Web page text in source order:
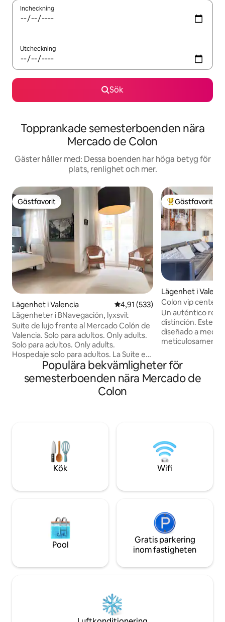
Incheckning
Utcheckning
Sök
Topprankade semesterboenden nära
Mercado de Colon
Gäster håller med: Dessa boenden har höga betyg för
plats, renlighet och mer.
Gästfavorit
Gästfavorit
Lägenhet i Valencia 4,91 av 5 i genomsnittligt
4,91 (533)
Lägenheter i BNavegación, lyxsvit
Suite de lujo frente al Mercado Colón de
Valencia. Solo para adultos. Only adults.
Solo para adultos. Only adults.
Hospedaje solo para adultos. La Suite es
de espacios muy amplios totalmente
independiente, es un espacio único, de
techos muy altos y recien reformado. Es
un alojamiento entero, un espacio de
habitación muy amplia con dos ventanas
grandes (desde donde se divisa
lateralmente el Mercado Colón) que
proporcionan una estancia muy alegre y
de ancho y de gran calidad. Junto a la
pequeño está junto a una amplia cocina-
comedor y cerca del acceso a la Suite.
Las calidades son de máximo nivel y la
decoración es muy alegre y sencilla. La
amplia y todo tiene su encanto. Los
dispone de todo lo necesario y de unos
muebles muy elegantes y modernos.
Cuidamos todos los detalles y no
Populär
Gästfavorit
Lägenhet i
Colon vip center
Luxury apar...
Un auténtico
distinción. Este elegante apartamento,
diseñado a
meticulosamente
sofisticación y
dispone de
por fibra óptica
complementan
despacho ideal
profesionales
seguro. Entre sus prestaciones
acceso: comedor
ideal para
mañana,
una copa al
urbano exclusivo. Los huéspedes
disfrutarán de
comodidad, con
Populära bekvämligheter för
semesterboenden nära Mercado de
Colon
Kök Wifi
Pool
Gratis parkering
inom fastigheten